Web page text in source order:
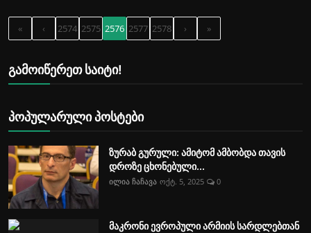
« ‹ 2574 2575 2576 2577 2578 › »
გამოიწერეთ საიტი!
პოპულარული პოსტები
ზურაბ გურული: ამიტომ ამბობდა თავის
დროზე ცხონებული...
ილია ჩაჩავა ოქტ. 5, 2025 0
მაკრონი ევროპული არმიის სარდლებთან